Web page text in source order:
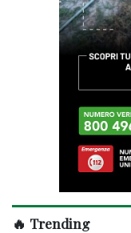
🔥 Trending